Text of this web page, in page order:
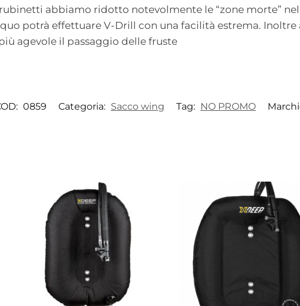
abbiamo ridotto notevolmente le “zone morte”
potrà effettuare V-Drill con una facilità estrema.
agevole il passaggio delle fruste
0859 Categoria: Sacco wing Tag: NO PROMO